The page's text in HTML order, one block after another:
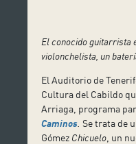
El conocido guitarrista
violonchelista, un
El Auditorio de
Cultura del Cabildo
Arriaga, programa
Caminos Se trata de
Gómez Chicuelo , un